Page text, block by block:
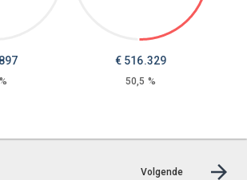
€ 516.329
50,5 %
Volgende